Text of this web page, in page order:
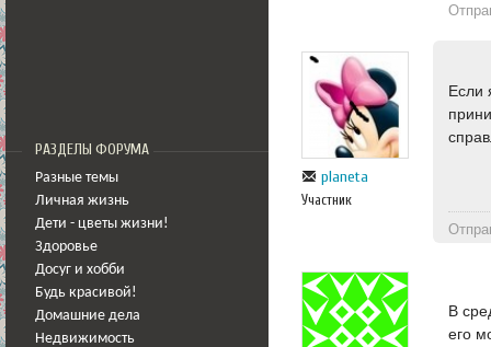
РАЗДЕЛЫ ФОРУМА
Разные темы
Личная жизнь
Дети - цветы жизни!
Здоровье
Досуг и хобби
Будь красивой!
Домашние дела
Недвижимость
planeta
Участник
Если
В
его